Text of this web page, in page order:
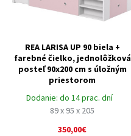
Dodanie: do 14 prac. dní
89 x 95 x 205
REA LARISA UP 90 biela +
farebné čielko, jednolôžková
posteľ 90x200 cm s úložným
priestorom
350,00€